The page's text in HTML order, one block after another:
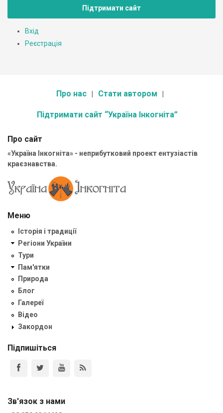
Підтримати сайт
Вхід
Реєстрація
Про нас Стати автором
Підтримати сайт “Україна Інкогніта”
Про сайт
«Україна Інкогніта» - неприбутковий проект ентузіастів
краєзнавства.
Меню
Історія і традиції
Регіони України
Тури
Пам'ятки
Природа
Блог
Галереї
Відео
Закордон
Підпишіться
Зв'язок з нами